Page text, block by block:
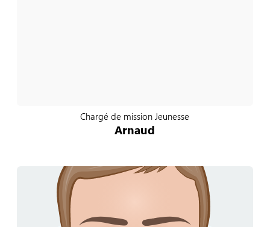
Arnaud
Chargé de mission Jeunesse